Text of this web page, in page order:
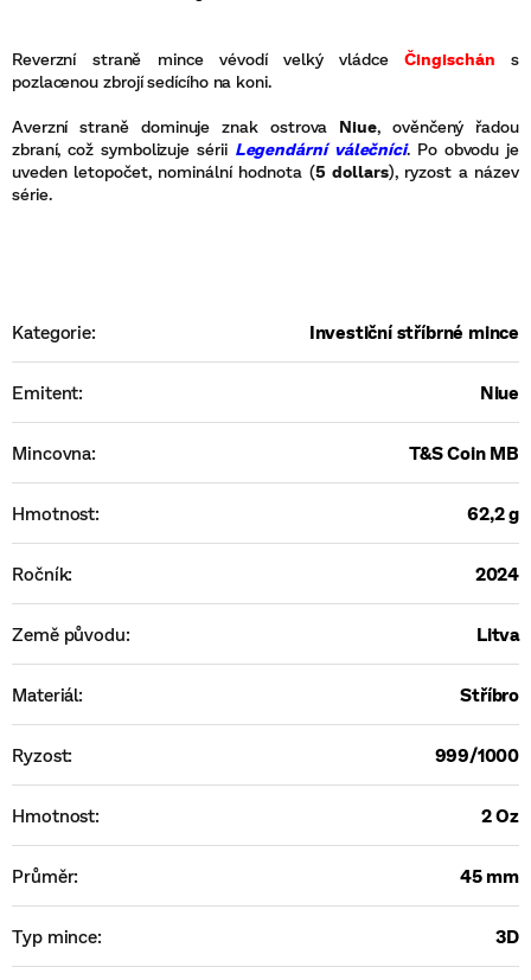
Reverzní straně mince vévodí velký vládceČingischán s
pozlacenou zbrojí sedícího na koni.
Averzní straně dominuje znak ostrova Niue, ověnčený řadou
zbraní, což symbolizuje sérii Legendární válečníci. Po obvodu je
uveden letopočet, nominální hodnota (5 dollars), ryzost a název
série.
Kategorie: Investiční stříbrné mince
Emitent: Niue
Mincovna: T&S Coin MB
Hmotnost: 62,2 g
Ročník: 2024
Země původu: Litva
Materiál: Stříbro
Ryzost: 999/1000
Hmotnost: 2 Oz
Průměr: 45 mm
Typ mince: 3D